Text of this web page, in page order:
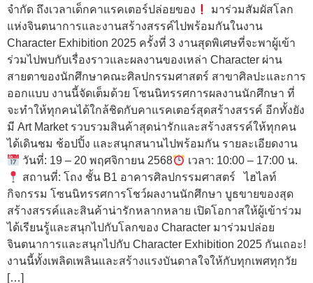
จำกัด ถึงเวลาเด็กคาแรคเตอร์ปล่อยของ
มาร่วมสัมผัสโลก
แห่งจินตนาการและงานสร้างสรรค์ไปพร้อมกันในงาน
Character Exhibition 2025 ครั้งที่ 3 งานสุดพิเศษที่จะพาผู้เข้า
ร่วมไปพบกับเรื่องราวและผลงานของเหล่า Character ผ่าน
สายตาของนักศึกษาคณะศิลปกรรมศาสตร์ สาขาศิลปะและการ
ออกแบบ งานนี้จัดเต็มด้วย โซนนิทรรศการผลงานนักศึกษา ที่
จะทำให้ทุกคนได้ใกล้ชิดกับคาแรคเตอร์สุดสร้างสรรค์ อีกทั้งยัง
มี Art Market รวบรวมสินค้าสุดน่ารักและสร้างสรรค์ให้ทุกคน
ได้เดินชม ช้อปปิ้ง และสนุกสนานไปพร้อมกัน รายละเอียดงาน
วันที่: 19 – 20 พฤศจิกายน 2568
เวลา: 10:00 – 17:00 น.
สถานที่: โถง ชั้น B1 อาคารศิลปกรรมศาสตร์ ไฮไลท์
กิจกรรม โซนนิทรรศการโชว์ผลงานนักศึกษา บูธขายของสุด
สร้างสรรค์และสินค้าน่ารักหลากหลาย เปิดโอกาสให้ผู้เข้าร่วม
ได้เรียนรู้และสนุกไปกับโลกของ Character มาร่วมปล่อย
จินตนาการและสนุกไปกับ Character Exhibition 2025 กันเถอะ!
งานนี้ทั้งเพลิดเพลินและสร้างแรงบันดาลใจให้กับทุกเพศทุกวัย
[…]